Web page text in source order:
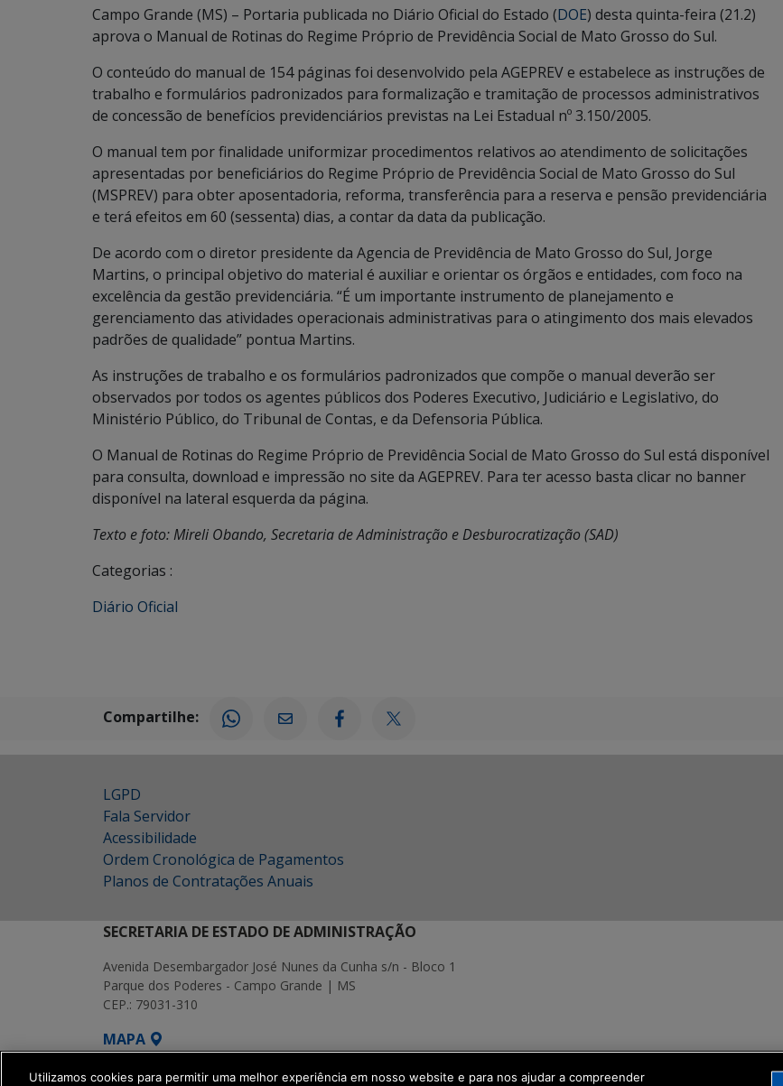
Campo Grande (MS) – Portaria publicada no Diário Oficial do Estado (DOE) desta quinta-feira (21.2)
aprova o Manual de Rotinas do Regime Próprio de Previdência Social de Mato Grosso do Sul.
O conteúdo do manual de 154 páginas foi desenvolvido pela AGEPREV e estabelece as instruções de
trabalho e formulários padronizados para formalização e tramitação de processos administrativos
de concessão de benefícios previdenciários previstas na Lei Estadual nº 3.150/2005.
O manual tem por finalidade uniformizar procedimentos relativos ao atendimento de solicitações
apresentadas por beneficiários do Regime Próprio de Previdência Social de Mato Grosso do Sul
(MSPREV) para obter aposentadoria, reforma, transferência para a reserva e pensão previdenciária
e terá efeitos em 60 (sessenta) dias, a contar da data da publicação.
De acordo com o diretor presidente da Agencia de Previdência de Mato Grosso do Sul, Jorge
Martins, o principal objetivo do material é auxiliar e orientar os órgãos e entidades, com foco na
excelência da gestão previdenciária. “É um importante instrumento de planejamento e
gerenciamento das atividades operacionais administrativas para o atingimento dos mais elevados
padrões de qualidade” pontua Martins.
As instruções de trabalho e os formulários padronizados que compõe o manual deverão ser
observados por todos os agentes públicos dos Poderes Executivo, Judiciário e Legislativo, do
Ministério Público, do Tribunal de Contas, e da Defensoria Pública.
O Manual de Rotinas do Regime Próprio de Previdência Social de Mato Grosso do Sul está disponível
para consulta, download e impressão no site da AGEPREV. Para ter acesso basta clicar no banner
disponível na lateral esquerda da página.
Texto e foto: Mireli Obando, Secretaria de Administração e Desburocratização (SAD)
Categorias :
Diário Oficial
Compartilhe:
LGPD
Fala Servidor
Acessibilidade
Ordem Cronológica de Pagamentos
Planos de Contratações Anuais
SECRETARIA DE ESTADO DE ADMINISTRAÇÃO
Avenida Desembargador José Nunes da Cunha s/n - Bloco 1
Parque dos Poderes - Campo Grande | MS
CEP.: 79031-310
MAPA
SETDIG | Secretaria-Executiva de Transformação Digital
Utilizamos cookies para permitir uma melhor experiência em nosso website e para nos ajudar a compreender